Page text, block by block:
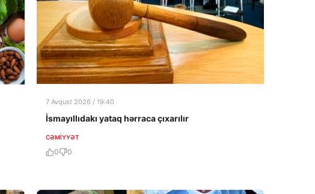
7 Avqust 2026 / 19:40
İsmayıllıdakı yataq hərraca çıxarılır
CƏMIYYƏT
0 0